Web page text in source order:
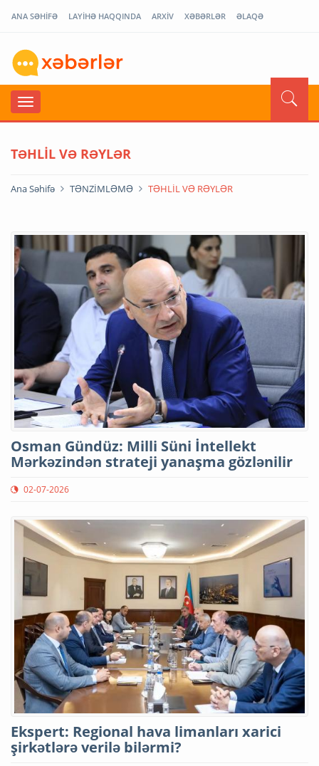
ANA SƏHİFƏ LAYİHƏ HAQQINDA ARXİV XƏBƏRLƏR ƏLAQƏ
TƏHLİL VƏ RƏYLƏR
Ana Səhifə TƏNZİMLƏMƏ TƏHLİL VƏ RƏYLƏR
Osman Gündüz: Milli Süni İntellekt
Mərkəzindən strateji yanaşma gözlənilir
02-07-2026
Ekspert: Regional hava limanları xarici
şirkətlərə verilə bilərmi?